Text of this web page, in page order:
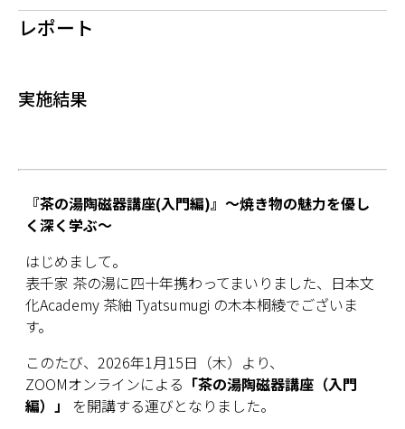
レポート
実施結果
『茶の湯陶磁器講座(入門編)』～焼き物の魅力を優し
く深く学ぶ～
はじめまして。
表千家 茶の湯に四十年携わってまいりました、日本文
化Academy 茶紬 Tyatsumugi の木本桐綾でございま
す。
このたび、2026年1月15日（木）より、
ZOOMオンラインによる 「茶の湯陶磁器講座（入門
編）」
を開講する運びとなりました。